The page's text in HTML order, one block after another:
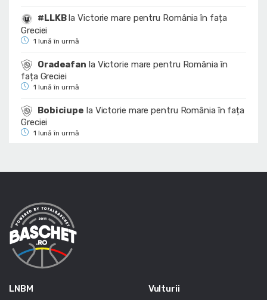
#LLKBlaVictorie mare pentru România în fața
Greciei
1 lună în urmă
Oradeafan la Victorie mare pentru România în
fața Greciei
1 lună în urmă
Bobiciupe la Victorie mare pentru România în fața
Greciei
1 lună în urmă
LNBM
Vulturii